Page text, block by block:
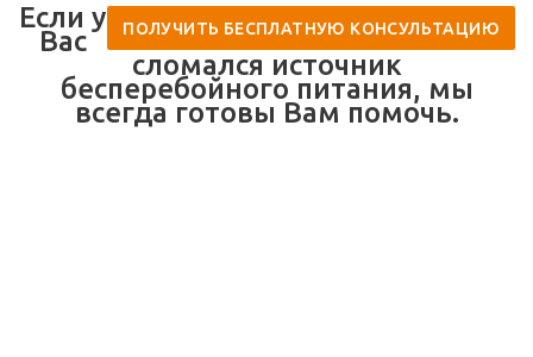
ПОЛУЧИТЬ БЕСПЛАТНУЮ КОНСУЛЬТАЦИЮ
Если у
Вас
сломался источник
бесперебойного питания, мы
всегда готовы Вам помочь.